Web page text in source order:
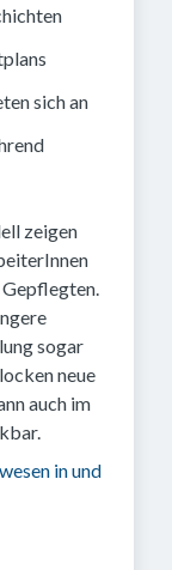
sich an
zeigen
Gepflegten.
sogar
neue
auch im
in und